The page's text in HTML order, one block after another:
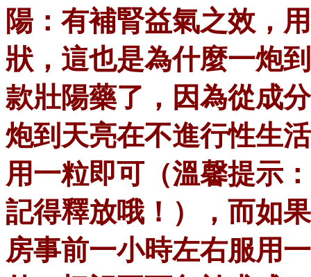
陽：有補腎益氣之效，
狀，這也是為什麼一炮
款壯陽藥了，因為從成
炮到天亮在不進行性生
用一粒即可（溫馨提示
記得釋放哦！），而如
房事前一小時左右服用